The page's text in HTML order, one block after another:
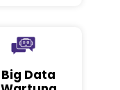
Big Data